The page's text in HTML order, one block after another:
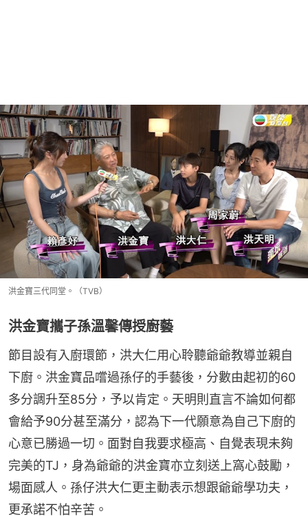
洪金寶三代同堂。（TVB）
洪金寶攜子孫溫馨傳授廚藝
節目設有入廚環節，洪大仁用心聆聽爺爺教導並親自
下廚。洪金寶品嚐過孫仔的手藝後，分數由起初的60
多分調升至85分，予以肯定。天明則直言不論如何都
會給予90分甚至滿分，認為下一代願意為自己下廚的
心意已勝過一切。面對自我要求極高、自覺表現未夠
完美的TJ，身為爺爺的洪金寶亦立刻送上窩心鼓勵，
場面感人。孫仔洪大仁更主動表示想跟爺爺學功夫，
更承諾不怕辛苦。